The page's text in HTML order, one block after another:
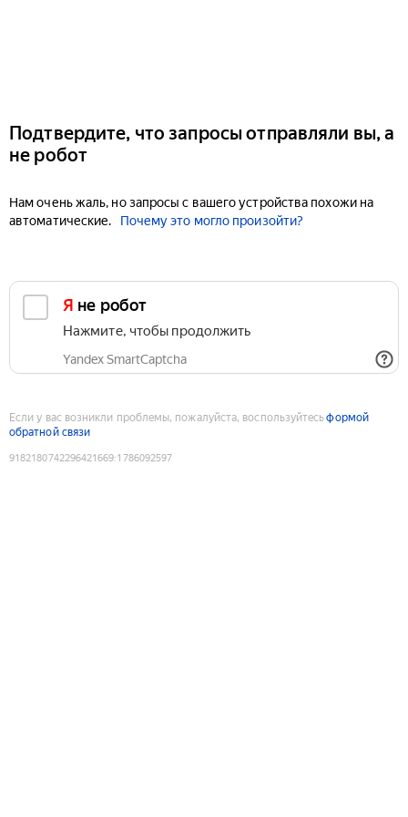
Подтвердите, что запросы отправляли вы, а
не робот
Нам очень жаль, но запросы с вашего устройства похожи на
автоматические.
Почему это могло произойти?
Я не робот
Нажмите, чтобы продолжить
Yandex SmartCaptcha
Если у вас возникли проблемы, пожалуйста, воспользуйтесьформой
обратной связи
9182180742296421669:1786092597